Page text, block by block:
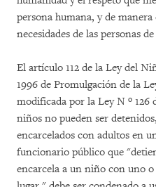
persona humana, y de
necesidades de las personas
El artículo 112 de la Ley del
1996 de Promulgación de la
modificada por la Ley N º 126
niños no pueden ser
encarcelados con adultos en
funcionario público que
encarcela a un niño con uno